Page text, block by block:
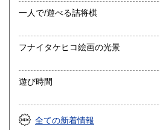
一人で/遊べる詰将棋
フナイタケヒコ絵画の光景
遊び時間
全ての新着情報